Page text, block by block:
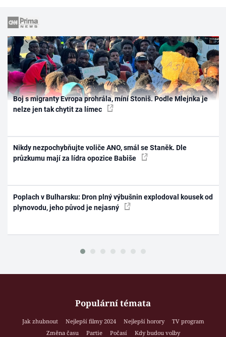
Boj s migranty Evropa prohrála, míní Stoniš. Podle Mlejnka je
nelze jen tak chytit za límec
Nikdy nezpochybňujte voliče ANO, smál se Staněk. Dle
průzkumu mají za lídra opozice Babiše
Poplach v Bulharsku: Dron plný výbušnin explodoval kousek od
plynovodu, jeho původ je nejasný
Populární témata
Jak zhubnout Nejlepší filmy 2024 Nejlepší horory
TV program
Změna času
Partie Počasí
Kdy budou volby